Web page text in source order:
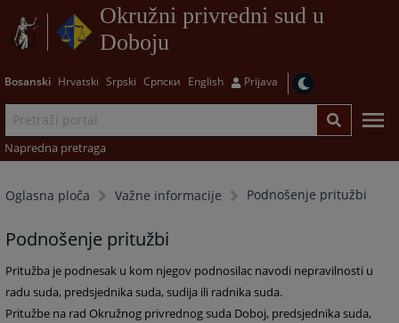
Okružni privredni sud u
Doboju
Bosanski Hrvatski Srpski Српски English Prijava
Napredna pretraga
Oglasna ploča Važne informacije Podnošenje pritužbi
Podnošenje pritužbi
Pritužba je podnesak u kom njegov podnosilac navodi nepravilnosti u
radu suda, predsjednika suda, sudija ili radnika suda.
Pritužbe na rad Okružnog privrednog suda Doboj, predsjednika suda,